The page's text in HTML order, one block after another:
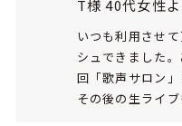
T様 40代女性よ
いつも利用させ
シュできました
回「歌声サロン
その後の生ライ